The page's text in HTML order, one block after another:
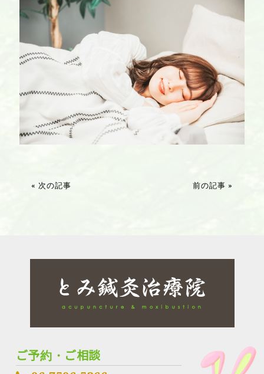
« 次の記事 前の記事 »
ご予約・ご相談